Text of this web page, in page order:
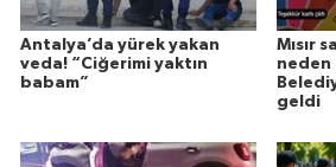
Antalya’da yürek yakan
veda! “Ciğerimi yaktın
babam”
Mısır
neden
geldi